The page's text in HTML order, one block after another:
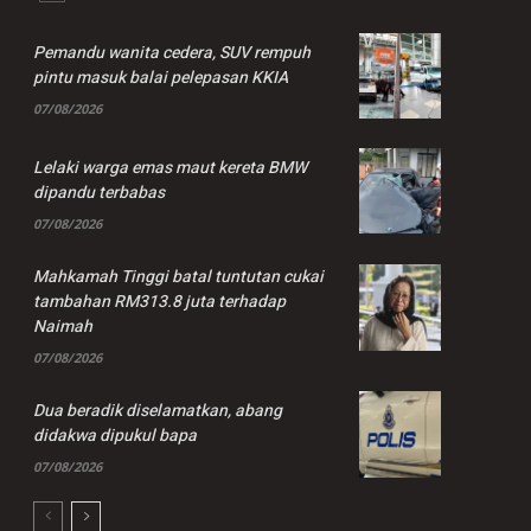
Pemandu wanita cedera, SUV rempuh
pintu masuk balai pelepasan KKIA
07/08/2026
Lelaki warga emas maut kereta BMW
dipandu terbabas
07/08/2026
Mahkamah Tinggi batal tuntutan cukai
tambahan RM313.8 juta terhadap
Naimah
07/08/2026
Dua beradik diselamatkan, abang
didakwa dipukul bapa
07/08/2026